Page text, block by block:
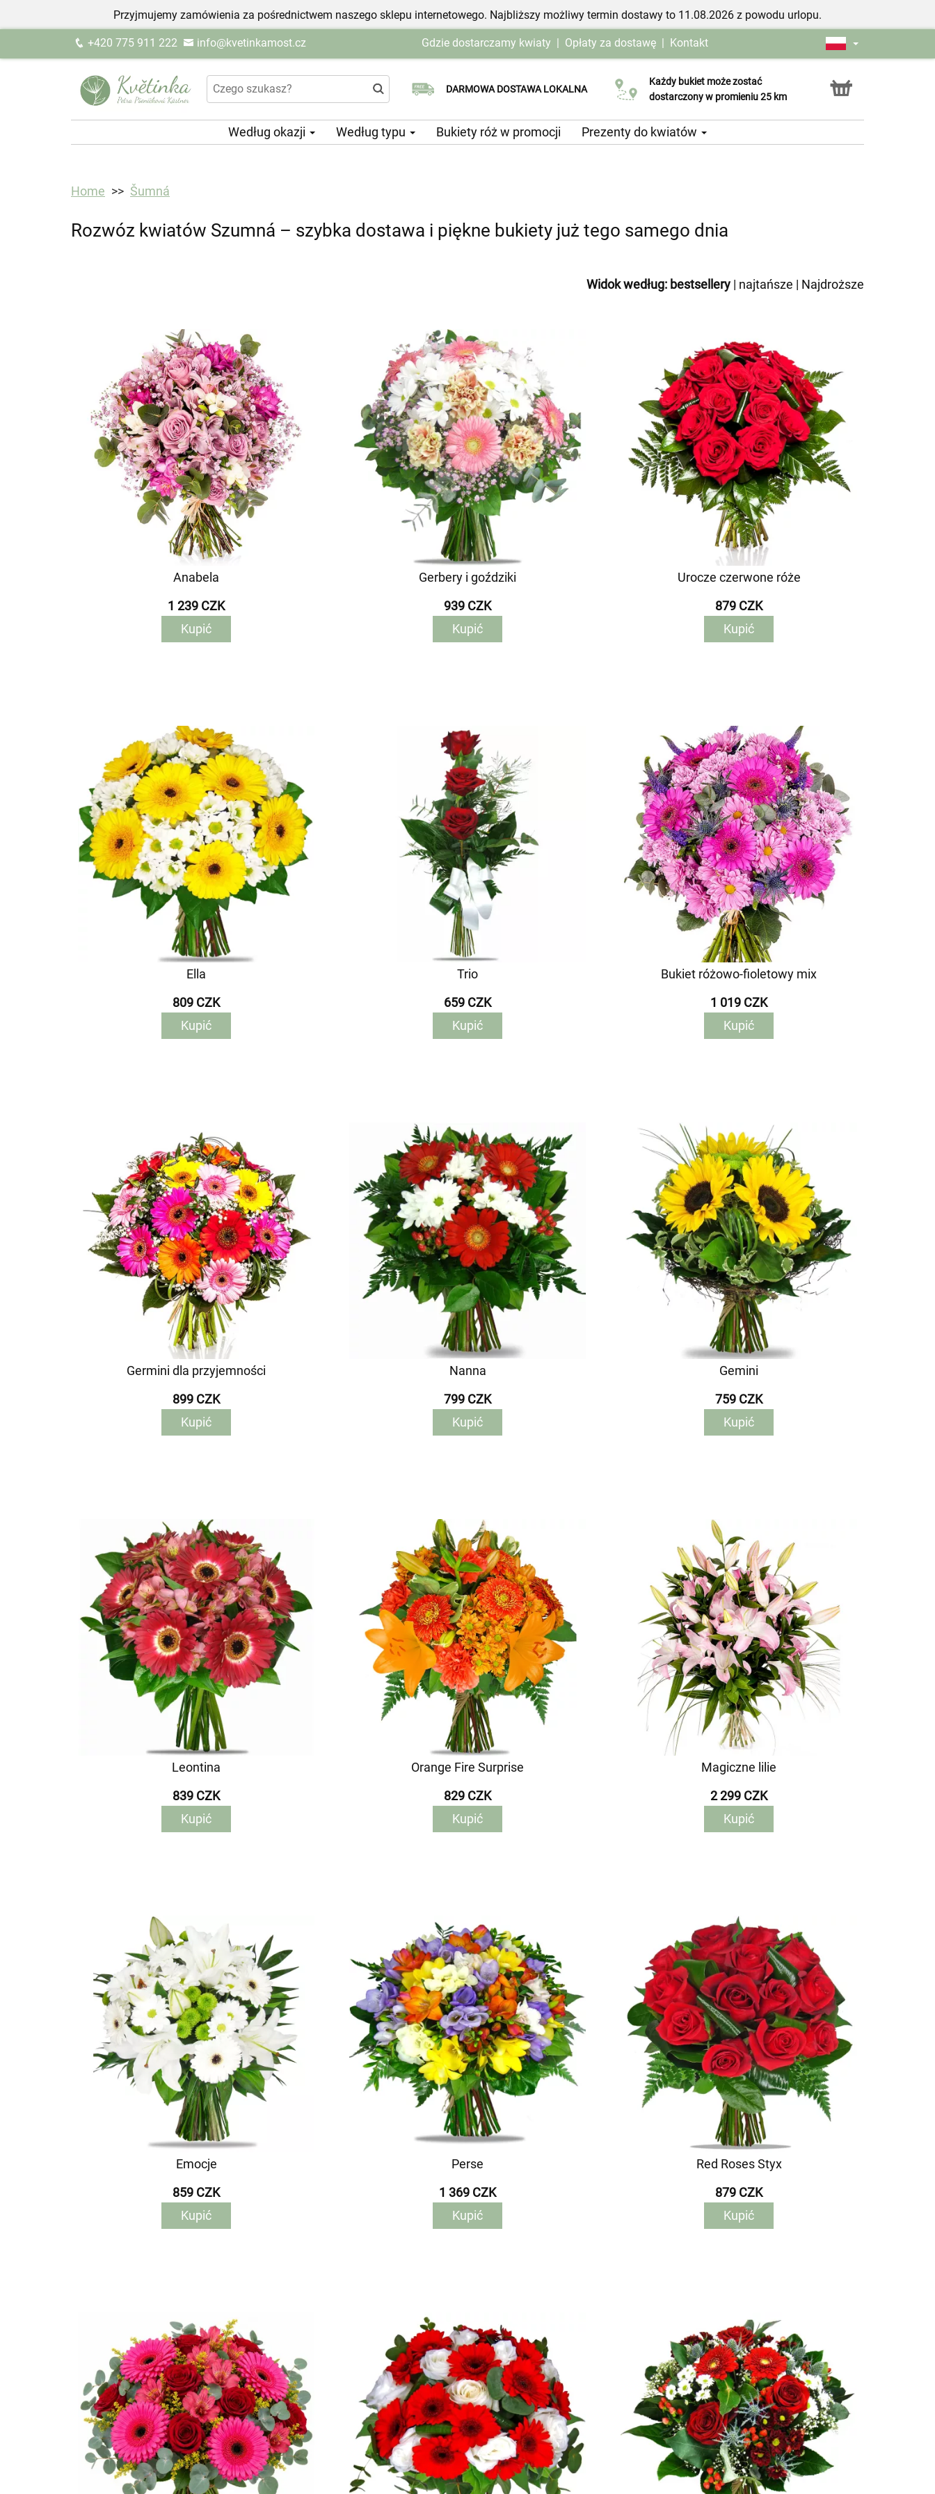
Przyjmujemy zamówienia za pośrednictwem naszego sklepu internetowego. Najbliższy możliwy termin dostawy to 11.08.2026 z powodu urlopu.
+420 775 911 222 info@kvetinkamost.cz Gdzie dostarczamy kwiaty | Opłaty za dostawę | Kontakt
DARMOWA DOSTAWA LOKALNA
Wybierz datę dostawy
Każdy bukiet może zostać
dostarczony w promieniu 25 km
Usługa Click & Collect
Według okazji Według typu Bukiety róż w promocji Prezenty do kwiatów
Home Šumná
Rozwóz kwiatów Szumná – szybka dostawa i piękne bukiety już tego samego dnia
Widok według: bestsellery | najtańsze | Najdroższe
Anabela
1 239 CZK
Kupić
Gerbery i goździki
939 CZK
Kupić
Urocze czerwone róże
879 CZK
Kupić
Ella
809 CZK
Kupić
Trio
659 CZK
Kupić
Bukiet różowo-fioletowy mix
1 019 CZK
Kupić
Germini dla przyjemności
899 CZK
Kupić
Nanna
799 CZK
Kupić
Gemini
759 CZK
Kupić
Leontina
839 CZK
Kupić
Orange Fire Surprise
829 CZK
Kupić
Magiczne lilie
2 299 CZK
Kupić
Emocje
859 CZK
Kupić
Perse
1 369 CZK
Kupić
Red Roses Styx
879 CZK
Kupić